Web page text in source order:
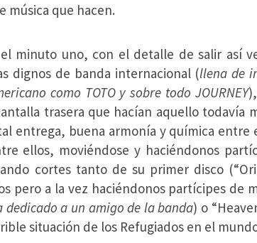
música que hacen.
minuto uno, con el detalle de salir así
dignos de banda internacional (llena de
como TOTO y sobre todo JOURNEY
trasera que hacían aquello todavía
entrega, buena armonía y química entre
ellos, moviéndose y haciéndonos
cortes tanto de su primer disco
pero a la vez haciéndonos partícipes de
dedicado a un amigo de la banda) o
situación de los Refugiados en el